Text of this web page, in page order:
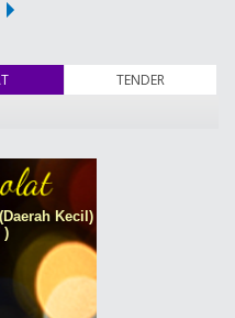
(tab aktif) TENDER